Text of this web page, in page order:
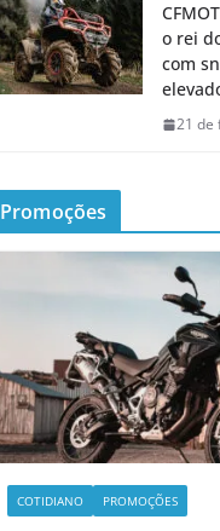
o rei
com
21 de
Promoções
COTIDIANO PROMOÇÕES